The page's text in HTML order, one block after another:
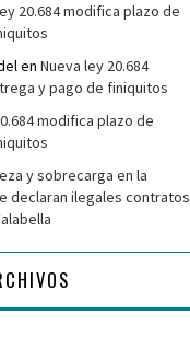
20.684 modifica plazo de
en Nueva ley 20.684
y pago de finiquitos
modifica plazo de
y sobrecarga en la
declaran ilegales contratos